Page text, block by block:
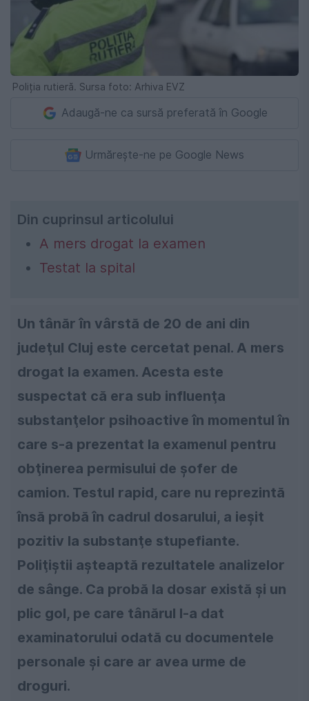
Poliția rutieră. Sursa foto: Arhiva EVZ
Adaugă-ne ca sursă preferată în Google
Urmărește-ne pe Google News
Din cuprinsul articolului
A mers drogat la examen
Testat la spital
Un tânăr în vârstă de 20 de ani din
judeţul Cluj este cercetat penal. A mers
drogat la examen. Acesta este
suspectat că era sub influenţa
substanţelor psihoactive în momentul în
care s-a prezentat la examenul pentru
obţinerea permisului de şofer de
camion. Testul rapid, care nu reprezintă
însă probă în cadrul dosarului, a ieşit
pozitiv la substanţe stupefiante.
Poliţiştii aşteaptă rezultatele analizelor
de sânge. Ca probă la dosar există şi un
plic gol, pe care tânărul l-a dat
examinatorului odată cu documentele
personale şi care ar avea urme de
droguri.